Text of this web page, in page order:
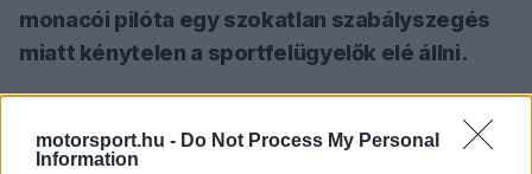
motorsport.hu - Do Not Process My Personal
Information
monacói pilóta egy szokatlan szabályszegés
miatt kénytelen a sportfelügyelők elé állni.
SZÓLJ HOZZÁ TE IS!